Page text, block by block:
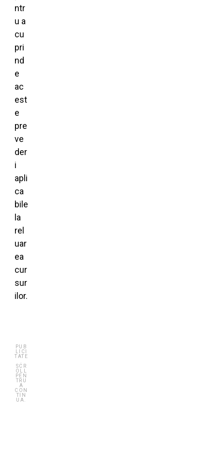
ntr
u a
cu
pri
nd
e
ac
est
e
pre
ve
der
i
apli
ca
bile
la
rel
uar
ea
cur
sur
ilor.
PUB
LICI
TATE
SCR
OLL
PEN
TRU
A
CON
TIN
UA.